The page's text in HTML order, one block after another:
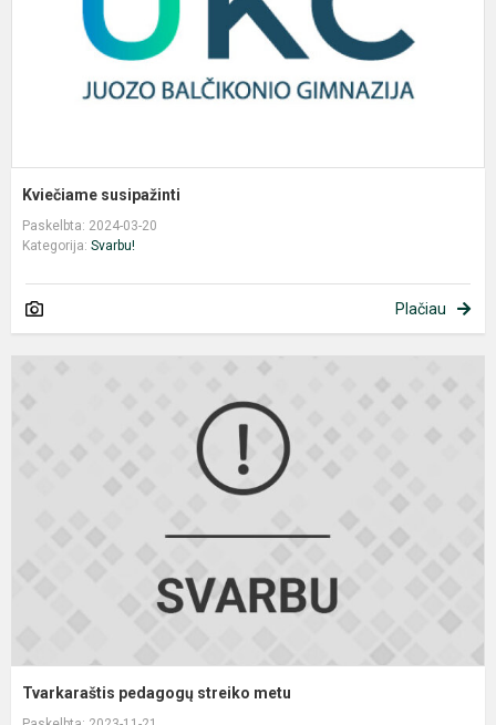
Kviečiame susipažinti
Paskelbta: 2024-03-20
Kategorija: Svarbu!
Plačiau
Tvarkaraštis pedagogų streiko metu